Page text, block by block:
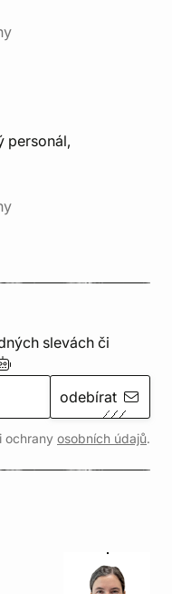
personál,
slevách či
odebírat
ochrany osobních údajů.